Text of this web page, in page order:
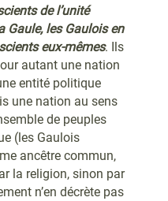
de l’unité
Gaule, les Gaulois en
eux-mêmes. Ils
autant une nation
entité politique
une nation au sens
de peuples
(les Gaulois
ancêtre commun,
la religion, sinon par
n’en décrète pas